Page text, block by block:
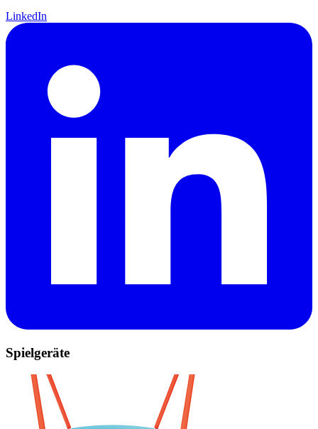
LinkedIn
Spielgeräte